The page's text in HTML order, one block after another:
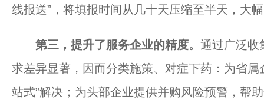
线报送”，将填报时间从几十天压缩至半天，大
第三，提升了服务企业的精度。 通过广泛收
求差异显著，因而分类施策、对症下药：为省
站式”解决；为头部企业提供并购风险预警，帮